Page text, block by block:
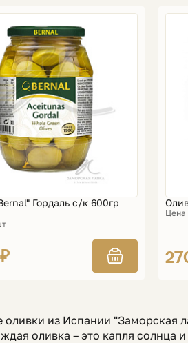
Гордаль с/к 600гр
Цена
оливки из Испании "Заморская
оливка – это капля солнца